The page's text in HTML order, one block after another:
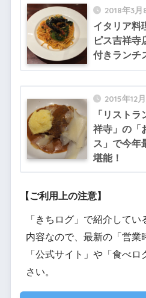
2018年3月
イタリア料
ピス吉祥寺
付きランチ
2015年12
「リスト
祥寺」の「
ス」で今年
堪能！
【ご利用上の注意】
「きちログ」で紹介して
内容なので、最新の「営業
「公式サイト」や「食べ
さい。